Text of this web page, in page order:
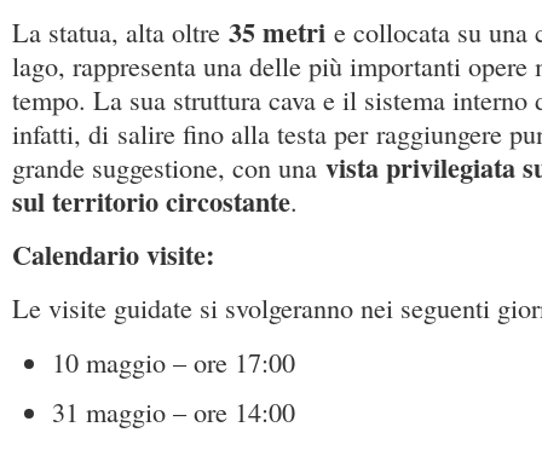
La statua, alta oltre 35 metri e collocata su
lago, rappresenta una delle più importanti opere
tempo. La sua struttura cava e il sistema interno
infatti, di salire fino alla testa per raggiungere
grande suggestione, con una vista privilegiata
sul territorio circostante.
Calendario visite:
Le visite guidate si svolgeranno nei seguenti
10 maggio – ore 17:00
31 maggio – ore 14:00